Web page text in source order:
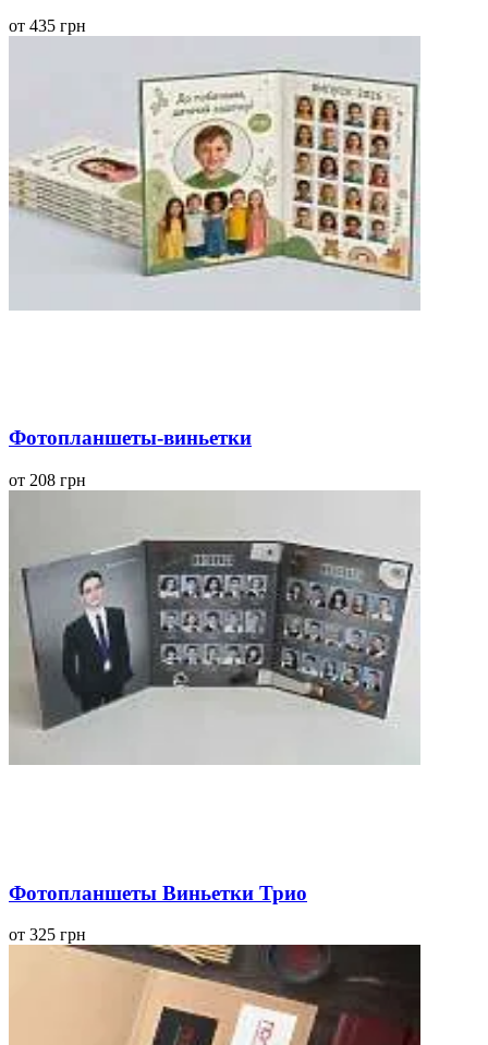
от 435 грн
Фотопланшеты-виньетки
от 208 грн
Фотопланшеты Виньетки Трио
от 325 грн